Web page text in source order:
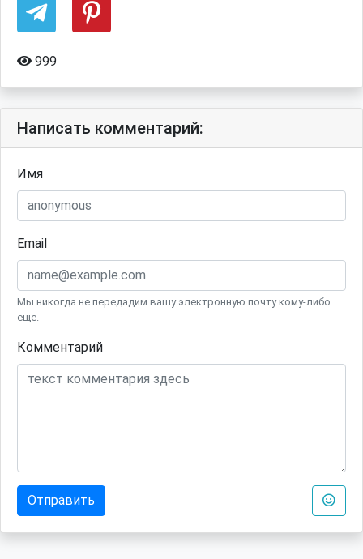
999
Написать комментарий:
Имя
Email
Мы никогда не передадим вашу электронную почту кому-либо
еще.
Комментарий
Отправить